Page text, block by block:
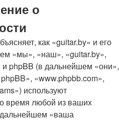
о
как «guitar.by» и его
«мы», «наш», «guitar.by»,
и phpBB (в дальнейшем «они»,
«www.phpbb.com»,
используют
время любой из ваших
дальнейшем «ваша